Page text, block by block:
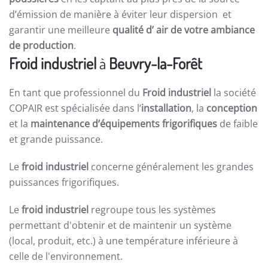
d’émission de manière à éviter leur dispersion et
garantir une meilleure qualité d’ air de votre ambiance
de production.
Froid industrielà Beuvry-la-Forêt
En tant que professionnel du Froid industriel la société
COPAIR est spécialisée dans l’installation, la conception
et la maintenance d’équipements frigorifiques de faible
et grande puissance.
Le froid industriel concerne généralement les grandes
puissances frigorifiques.
Le froid industriel regroupe tous les systèmes
permettant d'obtenir et de maintenir un système
(local, produit, etc.) à une température inférieure à
celle de l'environnement.